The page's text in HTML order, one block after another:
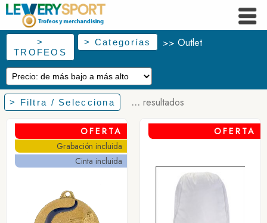
>
TROFEOS
> Categorías >> Outlet
> Filtra / Selecciona ... resultados
OFERTA
Grabación incluida
Cinta incluida
OFERTA